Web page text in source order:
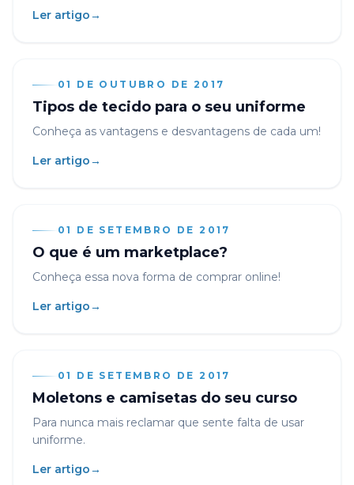
Ler artigo→
01 DE OUTUBRO DE 2017
Tipos de tecido para o seu uniforme
Conheça as vantagens e desvantagens de cada um!
Ler artigo→
01 DE SETEMBRO DE 2017
O que é um marketplace?
Conheça essa nova forma de comprar online!
Ler artigo→
01 DE SETEMBRO DE 2017
Moletons e camisetas do seu curso
Para nunca mais reclamar que sente falta de usar
uniforme.
Ler artigo→